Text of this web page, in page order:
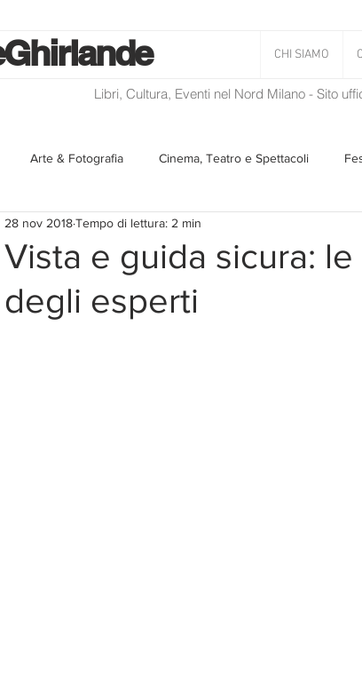
CHI SIAMO
Ghirlande
Libri, Cultura, Eventi nel Nord Milano - Sito
Arte & Fotografia Cinema, Teatro e Spettacoli
degli scontrini Libri Musica
iniziative Utilità Il Blog di Mirabilis
Vista e guida sicura:
degli esperti
28 nov 2018Tempo di lettura: 2 min